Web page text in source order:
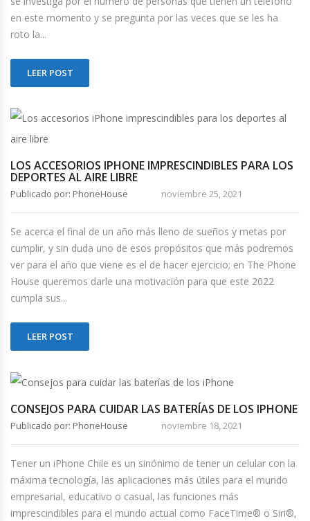
en este momento y se pregunta por las veces que se les ha
roto la...
LEER POST
LOS ACCESORIOS IPHONE IMPRESCINDIBLES PARA LOS
DEPORTES AL AIRE LIBRE
Publicado por: PhoneHouse noviembre 25, 2021
Se acerca el final de un año más lleno de sueños y metas por
cumplir, y sin duda uno de esos propósitos que más podremos
ver para el año que viene es el de hacer ejercicio; en The Phone
House queremos darle una motivación para que este 2022
cumpla sus...
LEER POST
CONSEJOS PARA CUIDAR LAS BATERÍAS DE LOS IPHONE
Publicado por: PhoneHouse noviembre 18, 2021
Tener un iPhone Chile es un sinónimo de tener un celular con la
máxima tecnología, las aplicaciones más útiles para el mundo
empresarial, educativo o casual, las funciones más
imprescindibles para el mundo actual como FaceTime® o Siri®,